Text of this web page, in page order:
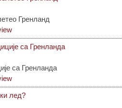
Гренланд
са Гренланда
са Гренланда
лед?